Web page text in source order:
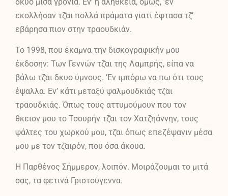
εκολλήσαν τζ̆αι πολλά πράματα γιατί έφτασα τζ̆’
εβάρησα πιον στην τραουδκιάν.
Το 1998, που έκαμνα την δισκογραφικήν μου
έκδοσην: Των Γεννών τζ̆αι της Λαμπρής, είπα να
βάλω τζ̆αι δκυο ύμνους. ’Εν ιμπόρω να πω ότι τους
έψαλλα. Εν’ κάτι μεταξύ ψαλμουδκιάς τζ̆αι
τραουδκιάς. Όπως τους αττυμούμουν που τον
θκειον μου το Τσουρήν τζ̆αι τον Χατζ̆ηάννην, τους
ψάλτες του χωρκού μου, τζ̆αι όπως επεζέψανιν μέσα
μου με τον τζ̆αιρόν, που όσα άκουα.
Η Παρθένος Σήμμερον, λοιπόν. Μοιράζουμαι το μιτά
σας, τα φετινά Γριστούγεννα.